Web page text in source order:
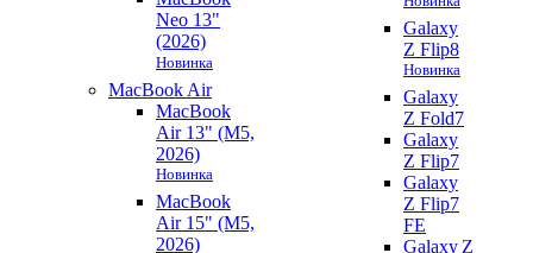
Neo 13"
(2026)
Новинка
MacBook Air
MacBook
Air 13" (M5,
2026)
Новинка
MacBook
Air 15" (M5,
2026)
Galaxy
Z Flip8
Новинка
Galaxy
Z Fold7
Galaxy
Z Flip7
Galaxy
Z Flip7
FE
Galaxy Z